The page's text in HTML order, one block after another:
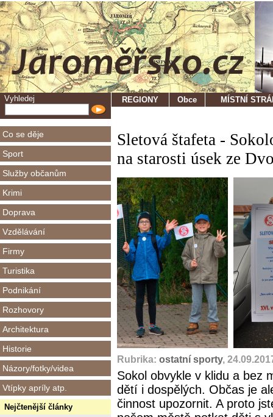
Vyhledej
Co se děje
Sport
Služby občanům
Krimi
Doprava
Vzdělávání
Firmy
Turistika
Podnikání
Rozhovory
Architektura
Historie
Názory/fotky/videa
Vtípky apríly atp.
Nejčtenější články
REGIONY Obce MÍSTNÍ
Sletová štafeta -
na starosti úsek ze
Rubrika: ostatní sporty,
Sokol obvykle v klidu a bez
dětí i dospělých. Občas je
činnost upozornit. A proto